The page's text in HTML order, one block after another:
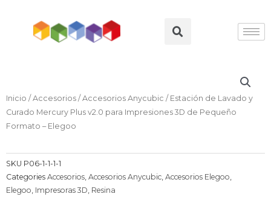
contenido
Search
Inicio / Accesorios / Accesorios Anycubic / Estación de Lavado y
Curado Mercury Plus v2.0 para Impresiones 3D de Pequeño
Formato – Elegoo
SKU P06-1-1-1-1
Categories Accesorios, Accesorios Anycubic, Accesorios Elegoo,
Elegoo, Impresoras 3D, Resina